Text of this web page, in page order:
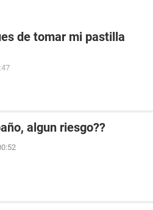
de tomar mi pastilla
algun riesgo??